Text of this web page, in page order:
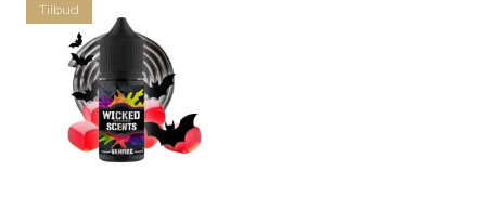
Tilbud